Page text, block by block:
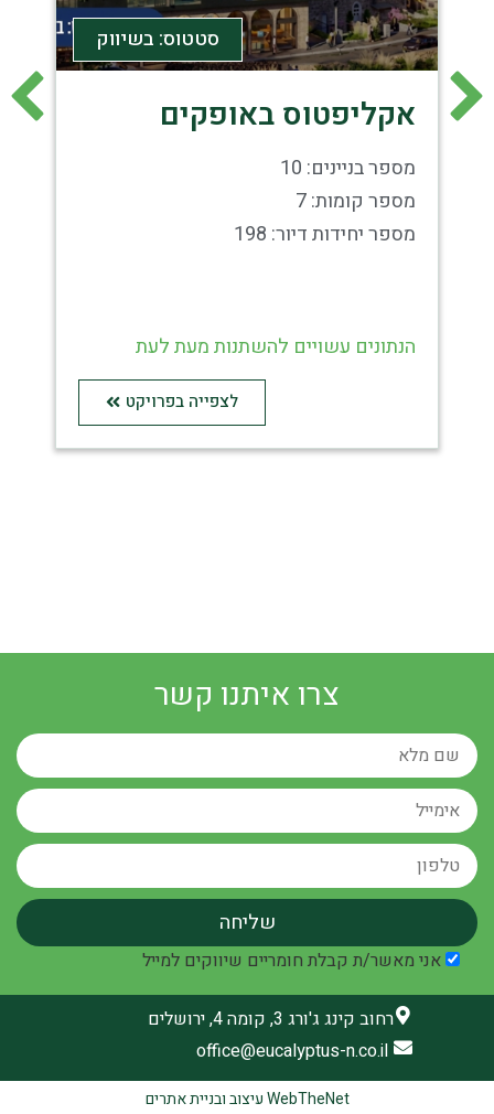
סטטוס: בשיווק
קרית גת- מערב
מספר בניינים: 9
מספר קומות: 7
מספר יחידות דיור: 414
הנתונים עשויים להשתנות מעת לעת
לצפייה בפרויקט
צרו איתנו קשר
אני מאשר/ת קבלת חומריים שיווקים למייל
רחוב קינג ג'ורג 3, קומה 4, ירושלים
office@eucalyptus-n.co.il
WebTheNet עיצוב ובניית אתרים